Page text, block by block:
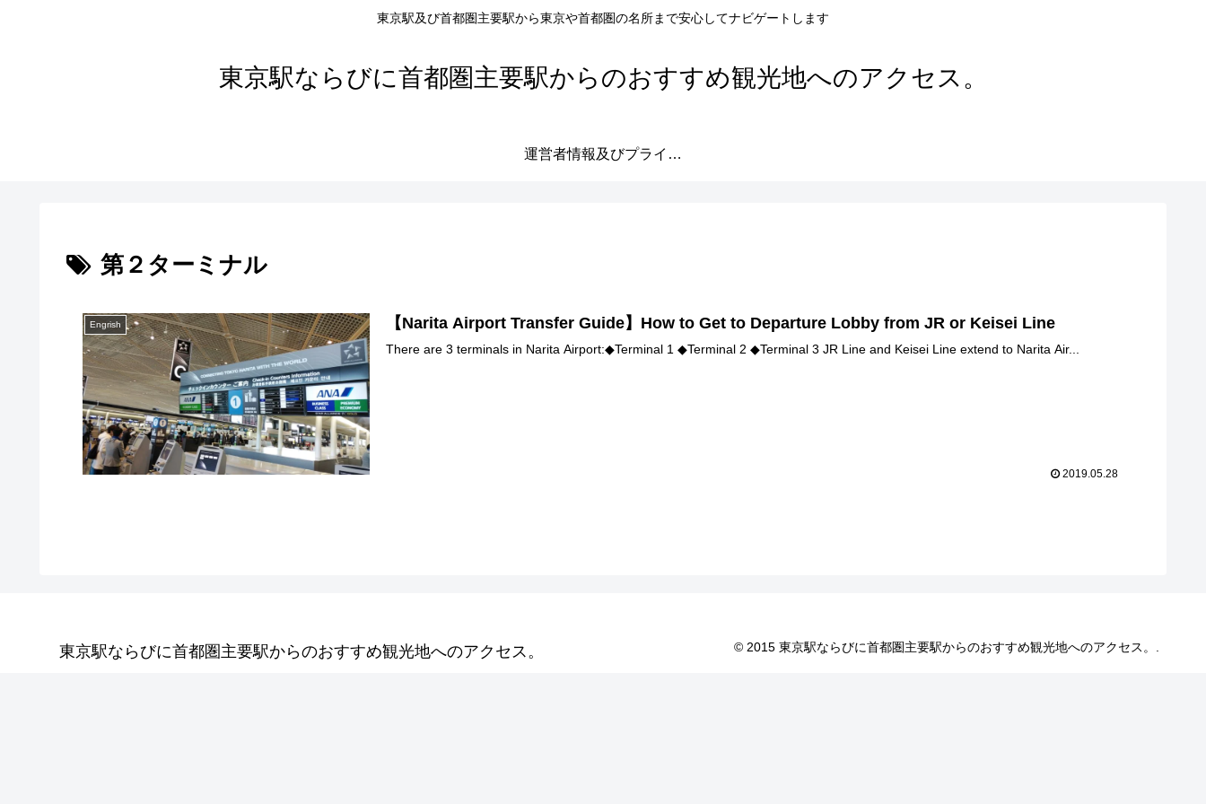
東京駅及び首都圏主要駅から東京や首都圏の名所まで安心してナビゲートします
東京駅ならびに首都圏主要駅からのおすすめ観光地へのアクセス。
運営者情報及びプライバシーポリシー
第２ターミナル
Engrish 【Narita Airport Transfer Guide】How to Get to Departure Lobby from JR or Keisei Line
There are 3 terminals in Narita Airport:◆Terminal 1 ◆Terminal 2 ◆Terminal 3 JR Line and Keisei Line extend to Narita Air...
2019.05.28
東京駅ならびに首都圏主要駅からのおすすめ観光地へのアクセス。 © 2015 東京駅ならびに首都圏主要駅からのおすすめ観光地へのアクセス。.